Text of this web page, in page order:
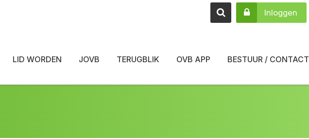
Inloggen
LID WORDEN JOVB TERUGBLIK OVB APP BESTUUR / CONTACT